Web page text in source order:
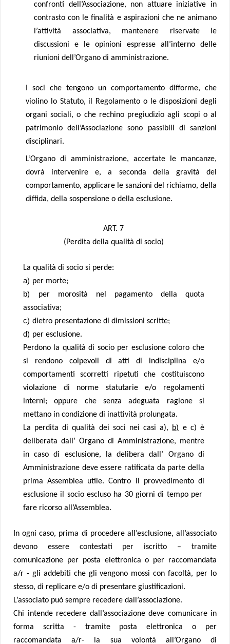
confronti dell’Associazione, non attuare iniziative in
contrasto con le finalità e aspirazioni che ne animano
l’attività associativa, mantenere riservate le
discussioni e le opinioni espresse all’interno delle
riunioni dell’Organo di amministrazione.
I soci che tengono un comportamento difforme, che
violino lo Statuto, il Regolamento o le disposizioni degli
organi sociali, o che rechino pregiudizio agli scopi o al
patrimonio dell’Associazione sono passibili di sanzioni
disciplinari.
L’Organo di amministrazione, accertate le mancanze,
dovrà intervenire e, a seconda della gravità del
comportamento, applicare le sanzioni del richiamo, della
diffida, della sospensione o della esclusione.
ART. 7
(Perdita della qualità di socio)
La qualità di socio si perde:
a) per morte;
b)
per morosità nel pagamento della quota
associativa;
c) dietro presentazione di dimissioni scritte;
d) per esclusione.
Perdono la qualità di socio per esclusione coloro che
si rendono colpevoli di atti di indisciplina e/o
comportamenti scorretti ripetuti che costituiscono
violazione di norme statutarie e/o regolamenti
interni; oppure che senza adeguata ragione si
mettano in condizione di inattività prolungata.
La perdita di qualità dei soci nei casi a), b) e c) è
deliberata dall’ Organo di Amministrazione, mentre
in caso di esclusione, la delibera dall’ Organo di
Amministrazione deve essere ratificata da parte della
prima Assemblea utile. Contro il provvedimento di
esclusione il socio escluso ha 30 giorni di tempo per
fare ricorso all’Assemblea.
In ogni caso, prima di procedere all’esclusione, all’associato
devono essere contestati per iscritto – tramite
comunicazione per posta elettronica o per raccomandata
a/r - gli addebiti che gli vengono mossi con facoltà, per lo
stesso, di replicare e/o di presentare giustificazioni.
L’associato può sempre recedere dall’associazione.
Chi intende recedere dall’associazione deve comunicare in
forma scritta - tramite posta elettronica o per
raccomandata a/r- la sua volontà all’Organo di